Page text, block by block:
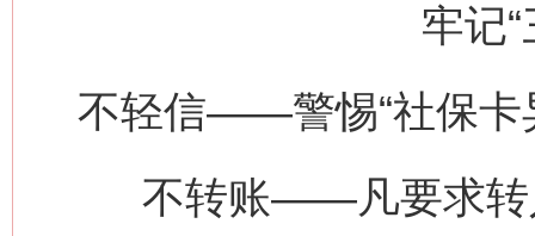
牢记
不轻信——警惕“社保卡
不转账——凡要求转